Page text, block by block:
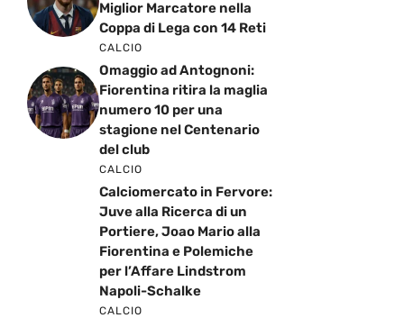
Miglior Marcatore nella
Coppa di Lega con 14 Reti
CALCIO
Omaggio ad Antognoni:
Fiorentina ritira la maglia
numero 10 per una
stagione nel Centenario
del club
CALCIO
Calciomercato in Fervore:
Juve alla Ricerca di un
Portiere, Joao Mario alla
Fiorentina e Polemiche
per l’Affare Lindstrom
Napoli-Schalke
CALCIO